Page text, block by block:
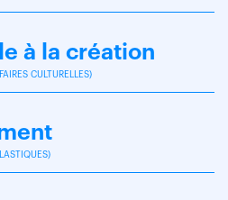
à la création
CULTURELLES)